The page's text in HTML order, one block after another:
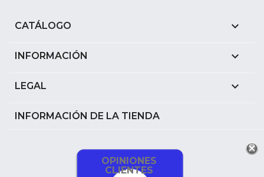
CATÁLOGO 
INFORMACIÓN 
LEGAL 
INFORMACIÓN DE LA TIENDA
OPINIONES
CLIENTES